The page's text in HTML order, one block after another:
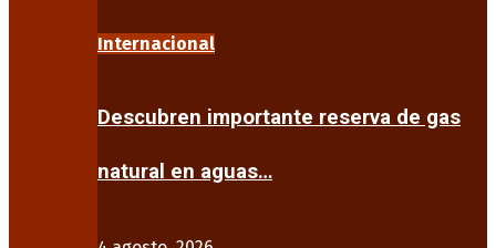
Internacional
Descubren importante reserva de gas
natural en aguas…